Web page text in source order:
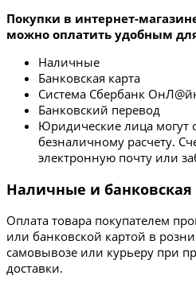
Покупки в интернет-
можно оплатить удобным
Наличные
Банковская карта
Система Сбербанк
Банковский перевод
Юридические лица могут
безналичному расчету.
электронную почту или
Наличные и банковская
Оплата товара покупателем
или банковской картой в
самовывозе или курьеру при
доставки.